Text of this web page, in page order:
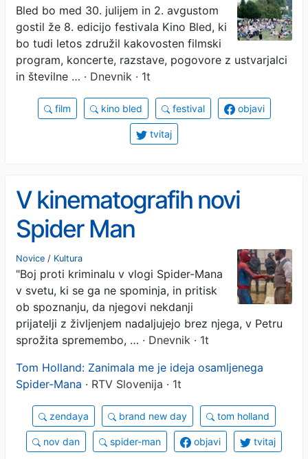
Bled bo med 30. julijem in 2. avgustom
gostil že 8. edicijo festivala Kino Bled, ki
bo tudi letos združil kakovosten filmski
program, koncerte, razstave, pogovore z ustvarjalci
in številne … · Dnevnik · 1t
film kino bled festival objavi
tvitaj
V kinematografih novi
Spider Man
Novice / Kultura
"Boj proti kriminalu v vlogi Spider-Mana
v svetu, ki se ga ne spominja, in pritisk
ob spoznanju, da njegovi nekdanji
prijatelji z življenjem nadaljujejo brez njega, v Petru
sprožita spremembo, … · Dnevnik · 1t
Tom Holland: Zanimala me je ideja osamljenega
Spider-Mana · RTV Slovenija · 1t
zendaya brand new day tom holland
nov dan spider-man objavi tvitaj